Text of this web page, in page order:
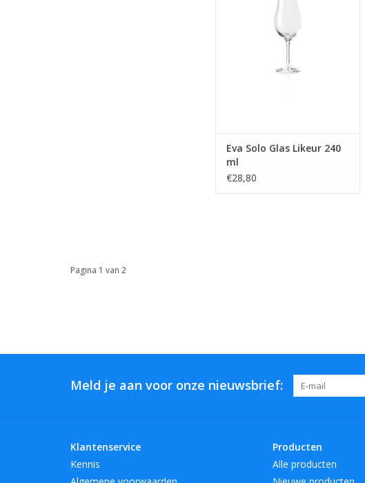
MEER INFO
Eva Solo Glas Likeur 240
ml
€28,80
Pagina 1 van 2
Meld je aan voor onze nieuwsbrief:
Klantenservice
Kennis
Producten
Alle producten